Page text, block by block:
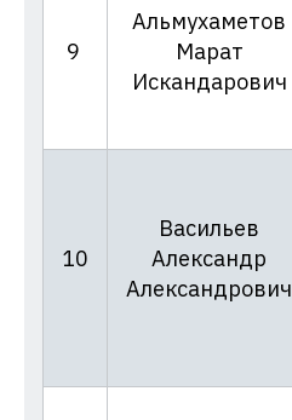
9
Альмухаметов
Марат
Искандарович
10
Васильев
Александр
Александрович